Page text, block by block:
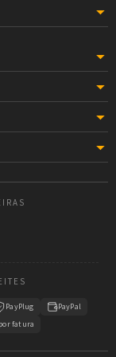
PayPlug
PayPal
fatura